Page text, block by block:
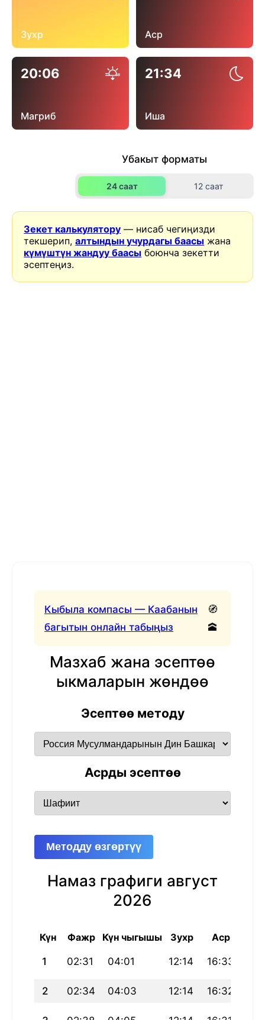
Зухр Аср
20:06
Магриб
21:34
Иша
Убакыт форматы
24 саат 12 саат
Зекет калькулятору — нисаб чегиңизди
текшерип,алтындын учурдагы баасы жана
күмүштүн жандуу баасы боюнча зекетти
эсептеңиз.
Кыбыла компасы — Каабанын
багытын онлайн табыңыз
🧭
🕋
Мазхаб жана эсептөө
ыкмаларын жөндөө
Эсептөө методу
Асрды эсептөө
Методду өзгөртүү
Намаз графиги август
2026
Күн Фажр Күн чыгышы Зухр Аср
1 02:31 04:01 12:14 16:33
2 02:34 04:03 12:14 16:32